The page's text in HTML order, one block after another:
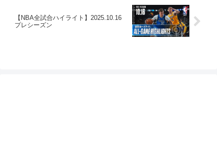
【NBA全試合ハイライト】2025.10.16
プレシーズン